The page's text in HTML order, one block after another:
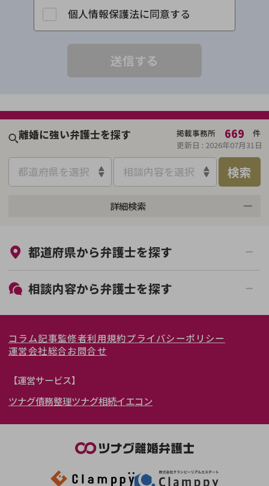
個人情報保護法に同意する
離婚に強い弁護士を探す 掲載事務所 669
件
更新日 : 2026年07月31日
都道府県を選択 相談内容を選択 検索
詳細検索
初回相談無料
土日祝の相談可能
都道府県から弁護士を探す
北海道・東北
北海道 青森県
岩手県 宮城県
秋田県
福島県
関東
東京都 神奈川県
埼玉県
茨城県 群馬県
東海
愛知県
岐阜県 山梨県
関西
大阪府 京都府
奈良県
和歌山県
北陸・甲信越
石川県
富山県
岡山県
九州・沖縄
相談内容から弁護士を探す
離婚裁判
親権・面会交流権
不貞・不倫慰謝料請求
養育費問題
財産分与
コラム記事監修者利用規約プライバシーポリシー
運営会社総合お問合せ
【運営サービス】
ツナグ債務整理ツナグ相続イエコン